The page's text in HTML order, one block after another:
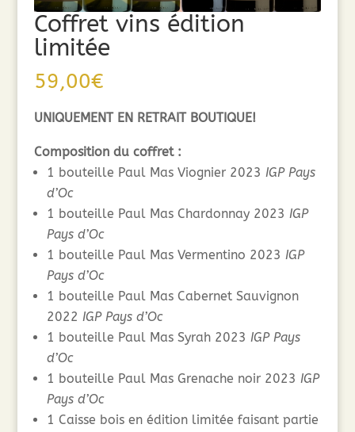
Coffret vins édition
limitée
59,00€
UNIQUEMENT EN RETRAIT BOUTIQUE!
Composition du coffret :
1 bouteille Paul Mas Viognier 2023 IGP Pays
d’Oc
1 bouteille Paul Mas Chardonnay 2023 IGP
Pays d’Oc
1 bouteille Paul Mas Vermentino 2023 IGP
Pays d’Oc
1 bouteille Paul Mas Cabernet Sauvignon
2022 IGP Pays d’Oc
1 bouteille Paul Mas Syrah 2023 IGP Pays
d’Oc
1 bouteille Paul Mas Grenache noir 2023 IGP
Pays d’Oc
1 Caisse bois en édition limitée faisant partie